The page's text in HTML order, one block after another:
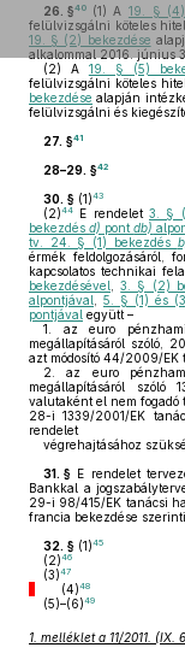
26. §40 (1) A 19. § (4)
felülvizsgálni köteles
19. § (2) bekezdése
alkalommal 2016. június
(2) A 19. § (5)
felülvizsgálni köteles
bekezdése alapján
felülvizsgálni és
27. §41
28–29. §42
30. § (1)43
(2)44 E rendelet 3. §
bekezdésd) pontdb)
tv. 24. § (1) bekezdés
érmék feldolgozásáról,
kapcsolatos technikai
bekezdésével ,3. § (2)
alpontjával
5. § (1) és
pontjával együtt –
1.
az euro
megállapításáról szóló,
azt módosító 44/2009/EK
2.
az euro
megállapításáról szóló
valutaként el nem fogadó
28-i 1339/2001/EK
rendelet
végrehajtásához
31. § E rendelet
Bankkal a
29-i 98/415/EK tanácsi
francia bekezdése
32. § (1)45
(2)46
(3)47
(4)48
(5)–(6)49
1. melléklet a 11/2011.